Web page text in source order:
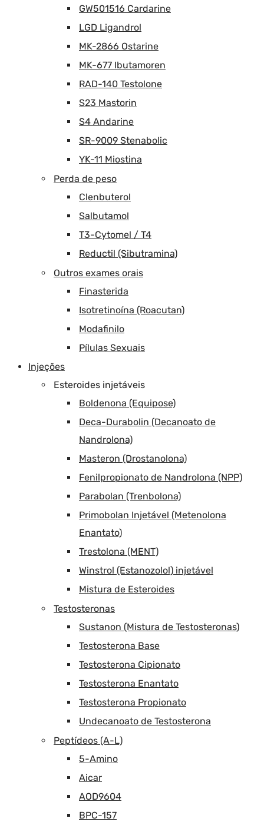
GW501516 Cardarine
LGD Ligandrol
MK-2866 Ostarine
MK-677 Ibutamoren
RAD-140 Testolone
S23 Mastorin
S4 Andarine
SR-9009 Stenabolic
YK-11 Miostina
Perda de peso
Clenbuterol
Salbutamol
T3-Cytomel / T4
Reductil (Sibutramina)
Outros exames orais
Finasterida
Isotretinoína (Roacutan)
Modafinilo
Pílulas Sexuais
Injeções
Esteroides injetáveis
Boldenona (Equipose)
Deca-Durabolin (Decanoato de
Nandrolona)
Masteron (Drostanolona)
Fenilpropionato de Nandrolona (NPP)
Parabolan (Trenbolona)
Primobolan Injetável (Metenolona
Enantato)
Trestolona (MENT)
Winstrol (Estanozolol) injetável
Mistura de Esteroides
Testosteronas
Sustanon (Mistura de Testosteronas)
Testosterona Base
Testosterona Cipionato
Testosterona Enantato
Testosterona Propionato
Undecanoato de Testosterona
Peptídeos (A-L)
5-Amino
Aicar
AOD9604
BPC-157